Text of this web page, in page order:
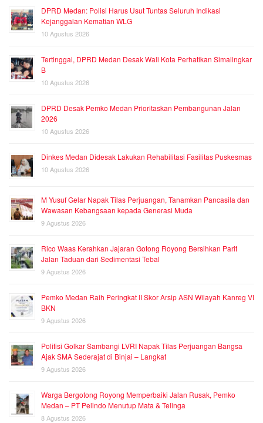
DPRD Medan: Polisi Harus Usut Tuntas Seluruh Indikasi
Kejanggalan Kematian WLG
10 Agustus 2026
Tertinggal, DPRD Medan Desak Wali Kota Perhatikan Simalingkar
B
10 Agustus 2026
DPRD Desak Pemko Medan Prioritaskan Pembangunan Jalan
2026
10 Agustus 2026
Dinkes Medan Didesak Lakukan Rehabilitasi Fasilitas Puskesmas
10 Agustus 2026
M Yusuf Gelar Napak Tilas Perjuangan, Tanamkan Pancasila dan
Wawasan Kebangsaan kepada Generasi Muda
9 Agustus 2026
Rico Waas Kerahkan Jajaran Gotong Royong Bersihkan Parit
Jalan Taduan dari Sedimentasi Tebal
9 Agustus 2026
Pemko Medan Raih Peringkat II Skor Arsip ASN Wilayah Kanreg VI
BKN
9 Agustus 2026
Politisi Golkar Sambangi LVRI Napak Tilas Perjuangan Bangsa
Ajak SMA Sederajat di Binjai – Langkat
9 Agustus 2026
Warga Bergotong Royong Memperbaiki Jalan Rusak, Pemko
Medan – PT Pelindo Menutup Mata & Telinga
8 Agustus 2026